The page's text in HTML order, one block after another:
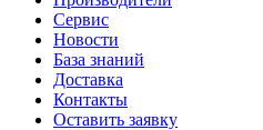
Сервис
Новости
База знаний
Доставка
Контакты
Оставить заявку